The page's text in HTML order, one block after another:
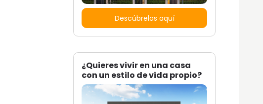
Descúbrelas aquí
¿Quieres vivir en una casa
con un estilo de vida propio?